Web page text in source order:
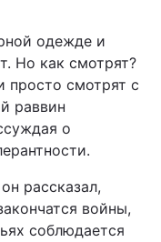
одежде и
Но как смотрят?
просто смотрят с
раввин
о
рассказал,
войны,
соблюдается